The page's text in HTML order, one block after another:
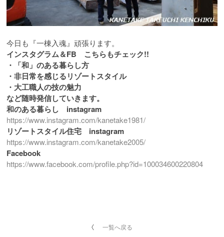
今日も『一棟入魂』頑張ります。
インスタグラム＆FB こちらもチェック!!
・「和」のある暮らし方
・非日常を感じるリゾートスタイル
・大工職人の技の魅力
など随時発信していきます。
和のある暮らし instagram
https://www.instagram.com/kanetake1981/
リゾートスタイル住宅 instagram
https://www.instagram.com/kanetake2005/
Facebook
https://www.facebook.com/profile.php?id=100034600220804
一覧へ戻る